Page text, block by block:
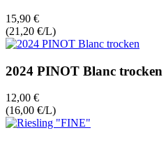
15,90 €
(21,20 €/L)
2024 PINOT Blanc trocken
12,00 €
(16,00 €/L)